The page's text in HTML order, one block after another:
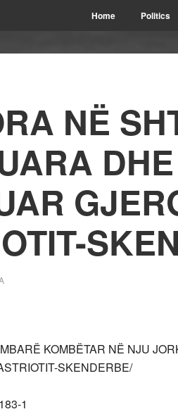
Home Politics
NË
KOMBËTAR NË NJU
SKENDERBE/